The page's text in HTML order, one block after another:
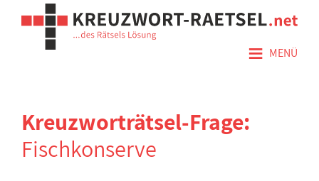
≡ MENÜ
Kreuzworträtsel-Frage:
Fischkonserve